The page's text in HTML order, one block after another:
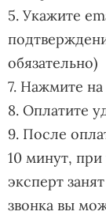
5. Укажите
обязательно)
7. Нажмите на
8. Оплатите
9. После
10 минут,
эксперт
звонка вы